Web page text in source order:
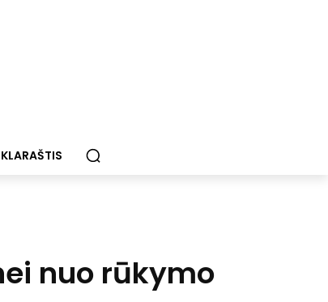
nuo rūkymo